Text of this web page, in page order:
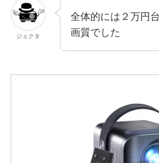
ジェクタ
全体的には２万円
画質でした